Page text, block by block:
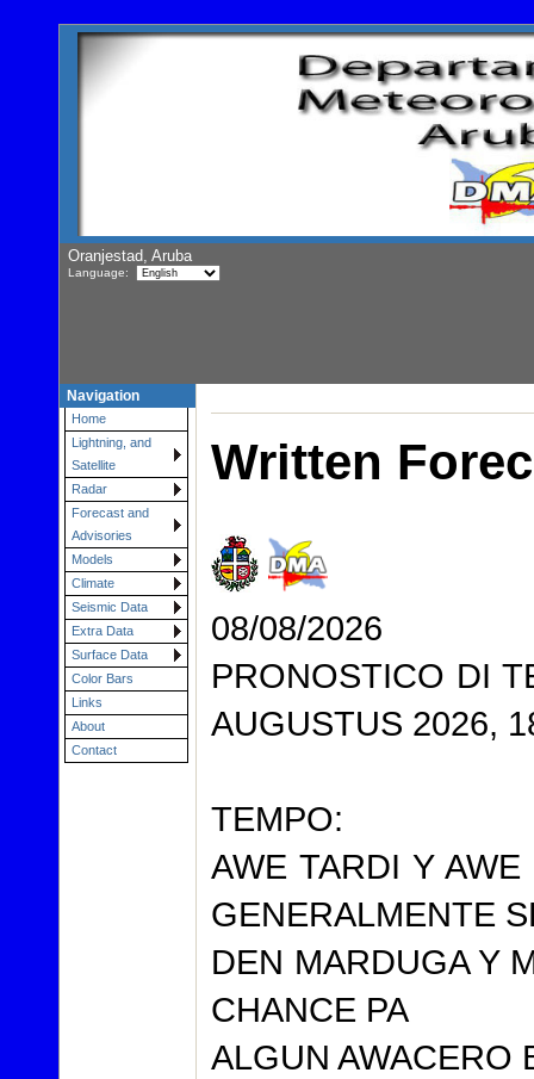
Oranjestad, Aruba
Language:
Navigation
Home
Lightning, and
Satellite
Radar
Forecast and
Advisories
Models
Climate
Seismic Data
Extra Data
Surface Data
Color Bars
Links
About
Contact
Written
08/08/2026
PRONOSTICO DI
AUGUSTUS 2026,
TEMPO:
AWE TARDI Y
GENERALMENTE
DEN MARDUGA Y
CHANCE PA
ALGUN AWACERO